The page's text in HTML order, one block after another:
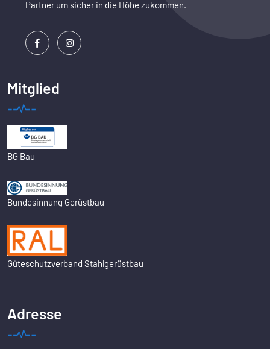
Partner um sicher in die Höhe zukommen.
Mitglied
BG Bau
Bundesinnung Gerüstbau
Güteschutzverband Stahlgerüstbau
Adresse